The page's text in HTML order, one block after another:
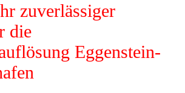
zuverlässiger
die
Eggenstein-